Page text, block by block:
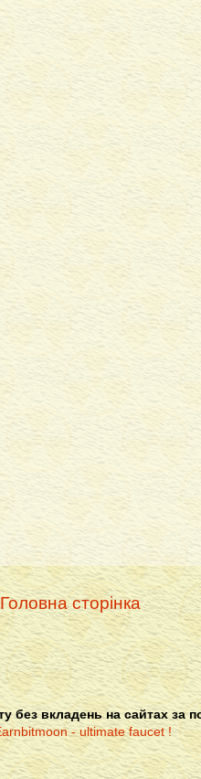
Головна сторінка
без вкладень на сайтах за